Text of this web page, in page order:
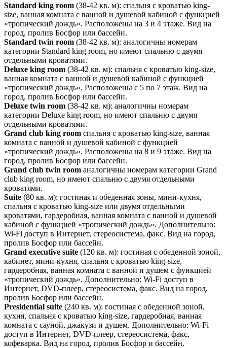
Standard king room (38-42 кв. м): спальня с кроватью king-
size, ванная комната с ванной и душевой кабиной с функцией
«тропический дождь». Расположены на 3 и 4 этаже. Вид на
город, пролив Босфор или бассейн.
Standard twin room (38-42 кв. м): аналогичны номерам
категории Standard king room, но имеют спальню с двумя
отдельными кроватями.
Deluxe king room (38-42 кв. м): спальня с кроватью king-size,
ванная комната с ванной и душевой кабиной с функцией
«тропический дождь». Расположены с 5 по 7 этаж. Вид на
город, пролив Босфор или бассейн.
Deluxe twin room (38-42 кв. м): аналогичны номерам
категории Deluxe king room, но имеют спальню с двумя
отдельными кроватями.
Grand club king room спальня с кроватью king-size, ванная
комната с ванной и душевой кабиной с функцией
«тропический дождь». Расположены на 8 и 9 этаже. Вид на
город, пролив Босфор или бассейн.
Grand club twin room аналогичны номерам категории Grand
club king room, но имеют спальню с двумя отдельными
кроватями.
Suite (80 кв. м): гостиная и обеденная зоны, мини-кухня,
спальня с кроватью king-size или двумя отдельными
кроватями, гардеробная, ванная комната с ванной и душевой
кабиной с функцией «тропический дождь». Дополнительно:
Wi-Fi доступ в Интернет, стереосистема, факс. Вид на город,
пролив Босфор или бассейн.
Grand executive suite (120 кв. м): гостиная с обеденной зоной,
кабинет, мини-кухня, спальня с кроватью king-size,
гардеробная, ванная комната с ванной и душем с функцией
«тропический дождь». Дополнительно: Wi-Fi доступ в
Интернет, DVD-плеер, стереосистема, факс. Вид на город,
пролив Босфор или бассейн.
Presidential suite (240 кв. м): гостиная с обеденной зоной,
кухня, спальня с кроватью king-size, гардеробная, ванная
комната с сауной, джакузи и душем. Дополнительно: Wi-Fi
доступ в Интернет, DVD-плеер, стереосистема, факс,
кофеварка. Вид на город, пролив Босфор и бассейн.